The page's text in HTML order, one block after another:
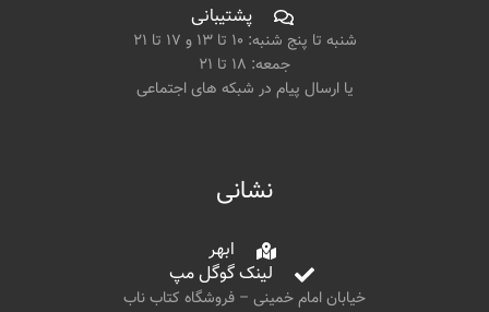
پشتیبانی
شنبه تا پنج شنبه: ۱۰ تا ۱۳ و ۱۷ تا ۲۱
جمعه: ۱۸ تا ۲۱
یا ارسال پیام در شبکه های اجتماعی
نشانی
ابهر
لینک گوگل مپ
خیابان امام خمینی – فروشگاه کتاب ناب